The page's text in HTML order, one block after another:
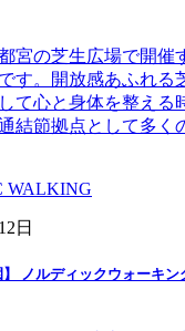
宮の芝生広場で開催
す。開放感あふれる
て心と身体を整える
結節拠点として多く
WALKING
日
】 ノルディックウォーキ